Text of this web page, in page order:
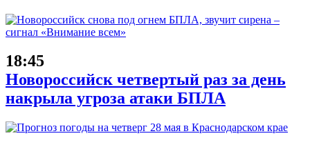
18:45
Новороссийск четвертый раз за день
накрыла угроза атаки БПЛА